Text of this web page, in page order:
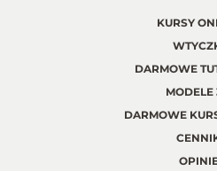
KURSY
DARMOWE
MODELE
DARMOWE